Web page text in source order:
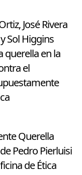
José Rivera
Sol Higgins
querella en la
el
Querella
Pedro Pierluisi
de Ética